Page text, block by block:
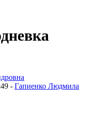
- Гапиенко Людмила